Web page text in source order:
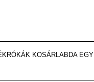
KOSÁRLABDA